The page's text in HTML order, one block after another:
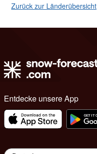
Zurück zur Länderübersicht
Entdecke unsere App